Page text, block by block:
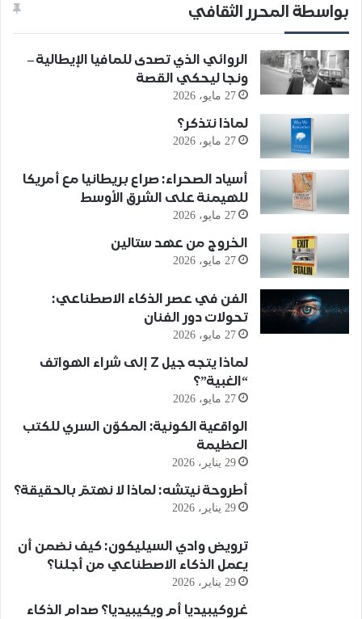
بواسطة المحرر الثقافي
الروائي الذي تصدى للمافيا الإيطالية –
ونجا ليحكي القصة
27 مايو، 2026
لماذا نتذكر؟
27 مايو، 2026
أسياد الصحراء: صراع بريطانيا مع أمريكا
للهيمنة على الشرق الأوسط
27 مايو، 2026
الخروج من عهد ستالين
27 مايو، 2026
الفن في عصر الذكاء الاصطناعي:
تحولات دور الفنان
27 مايو، 2026
لماذا يتجه جيل Z إلى شراء الهواتف
“الغبية”؟
27 مايو، 2026
الواقعية الكونية: المكوّن السري للكتب
العظيمة
29 يناير، 2026
أطروحة نيتشه: لماذا لا نهتمّ بالحقيقة؟
29 يناير، 2026
ترويض وادي السيليكون: كيف نضمن أن
يعمل الذكاء الاصطناعي من أجلنا؟
29 يناير، 2026
غروكيبيديا أم ويكيبيديا؟ صدام الذكاء